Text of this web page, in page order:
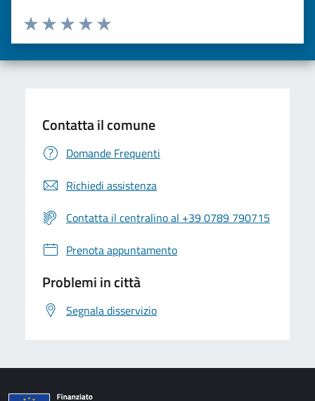
Valuta da 1 a 5 stelle la pagina
Valuta 5 stelle su 5
Valuta 4 stelle su 5
Valuta 3 stelle su 5
Valuta 2 stelle su 5
Valuta una stella su 5
Contatta il comune
Domande Frequenti
Richiedi assistenza
Contatta il centralino al +39 0789 790715
Prenota appuntamento
Problemi in città
Segnala disservizio